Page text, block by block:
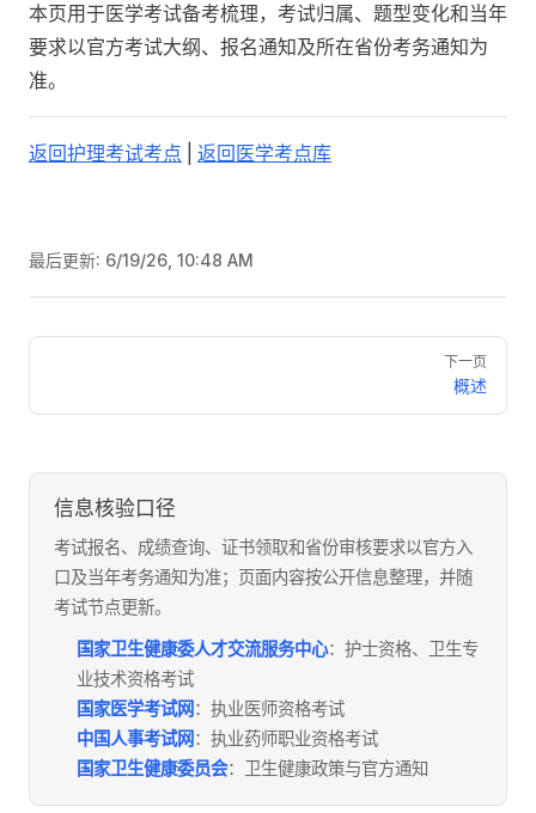
本页用于医学考试备考梳理，考试归属、题型变化和当年
要求以官方考试大纲、报名通知及所在省份考务通知为
准。
返回护理考试考点 返回医学考点库
最后更新: 6/19/26, 10:48 AM
Pager
下一页
概述
信息核验口径
考试报名、成绩查询、证书领取和省份审核要求以官方入
口及当年考务通知为准；页面内容按公开信息整理，并随
考试节点更新。
国家卫生健康委人才交流服务中心：护士资格、卫生专
业技术资格考试
国家医学考试网 ：执业医师资格考试
中国人事考试网 ：执业药师职业资格考试
国家卫生健康委员会：卫生健康政策与官方通知